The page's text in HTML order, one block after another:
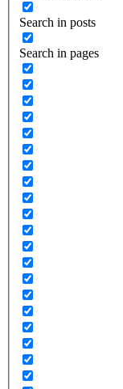
Search in posts
Search in pages